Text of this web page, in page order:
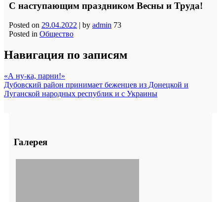
С наступающим праздником Весны и Труда!
Posted on 29.04.2022 | by admin 73
Posted in Общество
Навигация по записям
«А ну-ка, парни!»
Дубовский район принимает беженцев из Донецкой и
Луганской народных республик и с Украины
Галерея